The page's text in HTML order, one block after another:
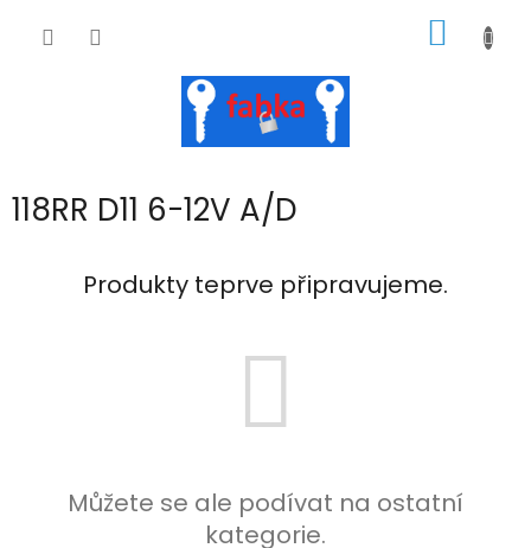
KOŠÍK
118RR D11 6-12V A/D
Produkty teprve připravujeme.
Můžete se ale podívat na ostatní
kategorie.